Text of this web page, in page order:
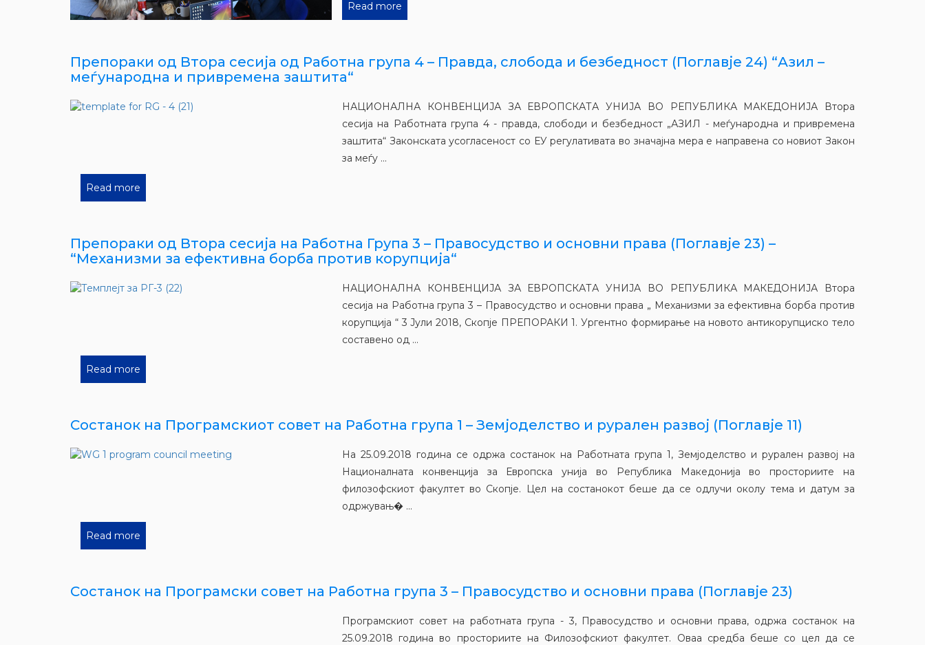
Read more
Препораки од Втора сесија од Работна група 4 – Правда, слобода и безбедност (Поглавје 24) “Азил –
меѓународна и привремена заштита“
НАЦИОНАЛНА КОНВЕНЦИЈА ЗА ЕВРОПСКАТА УНИЈА ВО РЕПУБЛИКА МАКЕДОНИЈА Втора
сесија на Работната група 4 - правда, слободи и безбедност „АЗИЛ - меѓународна и привремена
заштита“ Законската усогласеност со ЕУ регулативата во значајна мера е направена со новиот Закон
за меѓу ...
Read more
Препораки од Втора сесија на Работна Група 3 – Правосудство и основни права (Поглавје 23) –
“Механизми за ефективна борба против корупција“
НАЦИОНАЛНА КОНВЕНЦИЈА ЗА ЕВРОПСКАТА УНИЈА ВО РЕПУБЛИКА МАКЕДОНИЈА Втора
сесија на Работна група 3 – Правосудство и основни права „ Механизми за ефективна борба против
корупција “ 3 Јули 2018, Скопје ПРЕПОРАКИ 1. Ургентно формирање на новото антикорупциско тело
составено од ...
Read more
Состанок на Програмскиот совет на Работна група 1 – Земјоделство и рурален развој (Поглавје 11)
На 25.09.2018 година се одржа состанок на Работната група 1, Земјоделство и рурален развој на
Националната конвенција за Европска унија во Република Македонија во просториите на
филозофскиот факултет во Скопје. Цел на состанокот беше да се одлучи околу тема и датум за
одржувањ� ...
Read more
Состанок на Програмски совет на Работна група 3 – Правосудство и основни права (Поглавје 23)
Програмскиот совет на работната група - 3, Правосудство и основни права, одржа состанок на
25.09.2018 година во просториите на Филозофскиот факултет. Оваа средба беше со цел да се